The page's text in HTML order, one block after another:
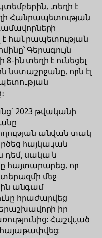
տեղի է
Հանրապետության
է հանրապետության
Գերագույն
8-ին տեղի է ունեցել
նստաշրջանը, որն էլ
2023 թվականի
անվան տակ
հայկական
դեմ, սակայն
հայտարարեց, որ
մեջ
անգամ
հրաժարվեց
իր
Հաշվված